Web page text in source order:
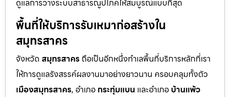
ดูแลการวางระบบสาธารณูปโภคให้สมบูรณ์แบบที่สุด
พื้นที่ให้บริการรับเหมาก่อสร้างใน
สมุทรสาคร
จังหวัด สมุทรสาคร ถือเป็นอีกหนึ่งทำเลพื้นที่บริการหลักที่เรา
ให้การดูแลรังสรรค์ผลงานมาอย่างยาวนาน ครอบคลุมทั้งตัว
เมืองสมุทรสาคร, อำเภอ กระทุ่มแบน และอำเภอ บ้านแพ้ว